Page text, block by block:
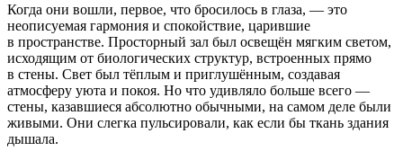
Когда они вошли, первое, что бросилось в глаза, — это
неописуемая гармония и спокойствие, царившие
в пространстве. Просторный зал был освещён мягким светом,
исходящим от биологических структур, встроенных прямо
в стены. Свет был тёплым и приглушённым, создавая
атмосферу уюта и покоя. Но что удивляло больше всего —
стены, казавшиеся абсолютно обычными, на самом деле были
живыми. Они слегка пульсировали, как если бы ткань здания
дышала.